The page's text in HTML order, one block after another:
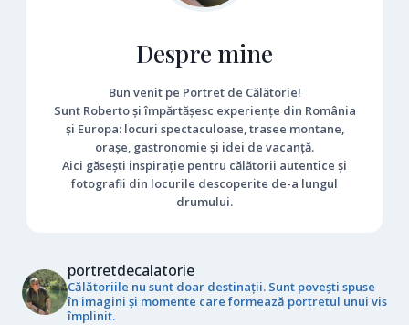
Despre mine
Bun venit pe Portret de Călătorie!
Sunt Roberto și împărtășesc experiențe din România
și Europa: locuri spectaculoase, trasee montane,
orașe, gastronomie și idei de vacanță.
Aici găsești inspirație pentru călătorii autentice și
fotografii din locurile descoperite de-a lungul
drumului.
portretdecalatorie
Călătoriile nu sunt doar destinații. Sunt povești spuse
în imagini și momente care formează portretul unui vis
împlinit.